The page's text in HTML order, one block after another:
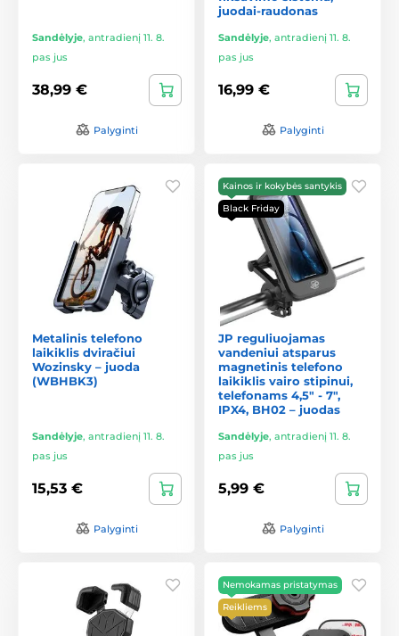
Sandėlyje, antradienį 11. 8.
pas jus
38,99 €
Palyginti
juodai-raudonas
Sandėlyje, antradienį 11. 8.
pas jus
16,99 €
Palyginti
Metalinis telefono
laikiklis dviračiui
Wozinsky – juoda
(WBHBK3)
Sandėlyje, antradienį 11. 8.
pas jus
15,53 €
Palyginti
Kainos ir kokybės santykis
Black Friday
JP reguliuojamas
vandeniui atsparus
magnetinis telefono
laikiklis vairo stipinui,
telefonams 4,5" - 7",
IPX4, BH02 – juodas
Sandėlyje, antradienį 11. 8.
pas jus
5,99 €
Palyginti
Nemokamas pristatymas
Reikliems